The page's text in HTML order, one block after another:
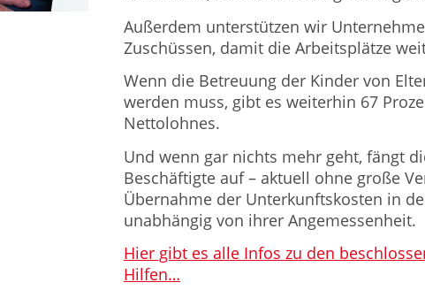
Außerdem unterstützen wir
Zuschüssen, damit die Arbeitsplätze
Wenn die Betreuung der Kinder von
werden muss, gibt es weiterhin 67
Nettolohnes.
Und wenn gar nichts mehr geht, fängt
Beschäftigte auf – aktuell ohne große
Übernahme der Unterkunftskosten in
unabhängig von ihrer Angemessenheit.
Hier gibt es alle Infos zu den
Hilfen…